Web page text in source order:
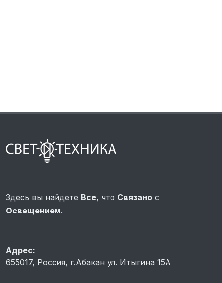
Здесь вы найдете Все, что Связано с
Освещением.
Адрес:
655017, Россия, г.Абакан ул. Итыгина 15A